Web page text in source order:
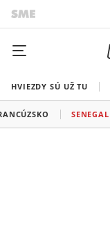
HVIEZDY SÚ UŽ TU
SENEGAL